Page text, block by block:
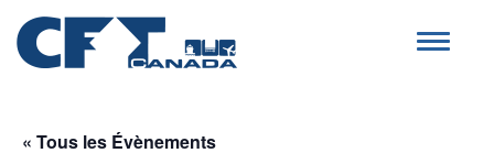
Toggle
« Tous les Évènements